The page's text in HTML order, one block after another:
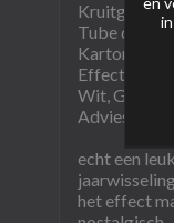
Tube
Wit, Groen
Adviesprijs:
echt een
het effect